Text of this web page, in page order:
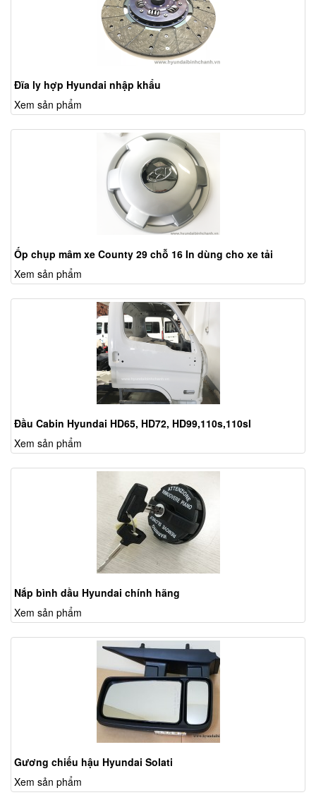
Đĩa ly hợp Hyundai nhập khẩu
Xem sản phẩm
Ốp chụp mâm xe County 29 chỗ 16 In dùng cho xe tải
Xem sản phẩm
Đầu Cabin Hyundai HD65, HD72, HD99,110s,110sl
Xem sản phẩm
Nắp bình dầu Hyundai chính hãng
Xem sản phẩm
Gương chiếu hậu Hyundai Solati
Xem sản phẩm